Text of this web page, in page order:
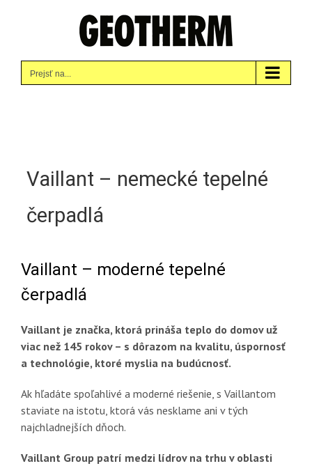
Prejsť na...
Vaillant – nemecké tepelné
čerpadlá
Vaillant – moderné tepelné
čerpadlá
Vaillant je značka, ktorá prináša teplo do domov už
viac než 145 rokov – s dôrazom na kvalitu, úspornosť
a technológie, ktoré myslia na budúcnosť.
Ak hľadáte spoľahlivé a moderné riešenie, s Vaillantom
staviate na istotu, ktorá vás nesklame ani v tých
najchladnejších dňoch.
Vaillant Group patrí medzi lídrov na trhu v oblasti